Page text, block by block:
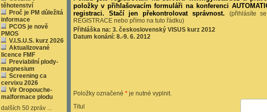
těhotenství
Proč je PM důležitá
informace
PCOS je nově
PMOS
V.I.S.U.S. kurz 2026
Aktualizované
licence FMF
Previabilní plody-
magnesium
Screening ca
cervixu 2026
Vir Oropouche-
malformace plodu
dalších 50 zpráv ...
položky v přihlašovacím formuláři na konferenci
registraci. Stačí jen překontrolovat správnost. (přihlásíte
REGISTRACE nebo přímo na tuto řádku)
Přihláška na: 3. československý VISUS kurz 2012
Datum konání: 8.-9. 6. 2012
Položky označené * je nutné vyplnit.
Titul